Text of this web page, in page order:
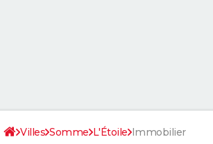
Villes Somme L'Étoile Immobilier